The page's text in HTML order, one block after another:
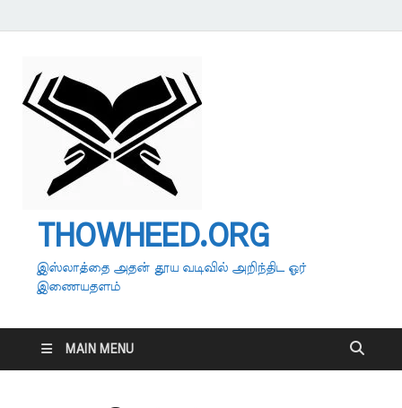
THOWHEED.ORG
இஸ்லாத்தை அதன் தூய வடிவில் அறிந்திட ஓர்
இணையதளம்
MAIN MENU